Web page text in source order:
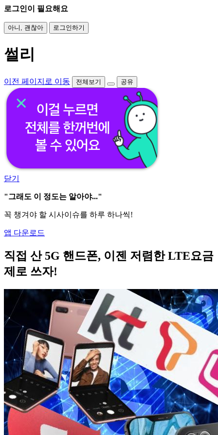
로그인이 필요해요
아니, 괜찮아 로그인하기
썰리
이전 페이지로 이동 전체보기 공유
닫기
"그래도 이 정도는 알아야..."
꼭 챙겨야 할 시사이슈를 하루 하나씩!
앱 다운로드
직접 산 5G 핸드폰, 이젠 저렴한 LTE요금
제로 쓰자!